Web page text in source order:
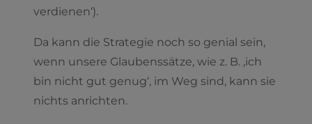
verdienen‘).
Da kann die Strategie noch so genial sein,
wenn unsere Glaubenssätze, wie z. B. ‚ich
bin nicht gut genug‘, im Weg sind, kann sie
nichts anrichten.